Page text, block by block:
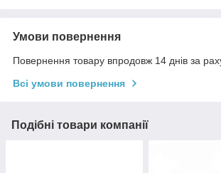
Умови повернення
Повернення товару впродовж 14 днів за
Всі умови повернення
Подібні товари компанії